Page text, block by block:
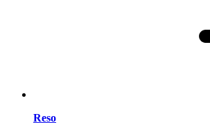
Reso